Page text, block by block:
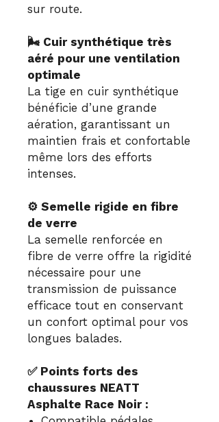
sur route.
🌬️ Cuir synthétique très
aéré pour une ventilation
optimale
La tige en cuir synthétique
bénéficie d’une grande
aération, garantissant un
maintien frais et confortable
même lors des efforts
intenses.
⚙️ Semelle rigide en fibre
de verre
La semelle renforcée en
fibre de verre offre la rigidité
nécessaire pour une
transmission de puissance
efficace tout en conservant
un confort optimal pour vos
longues balades.
✅ Points forts des
chaussures NEATT
Asphalte Race Noir :